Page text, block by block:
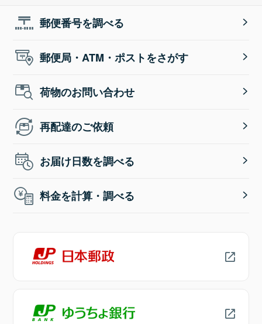
郵便番号を調べる
郵便局・ATM・ポストをさがす
荷物のお問い合わせ
再配達のご依頼
お届け日数を調べる
料金を計算・調べる